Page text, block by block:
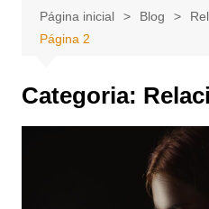
Página inicial Blog
Página 2
Categoria: